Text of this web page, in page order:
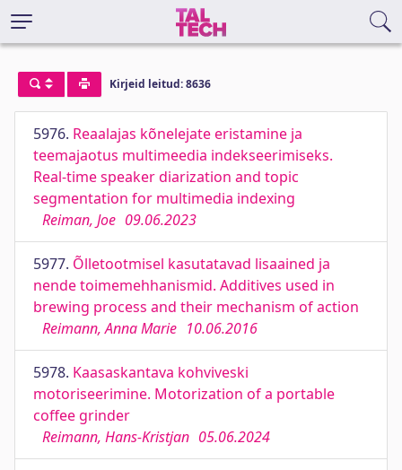
Kirjeid leitud: 8636
5976. Reaalajas kõnelejate eristamine ja
teemajaotus multimeedia indekseerimiseks.
Real-time speaker diarization and topic
segmentation for multimedia indexing
Reiman, Joe 09.06.2023
5977. Õlletootmisel kasutatavad lisaained ja
nende toimemehhanismid. Additives used in
brewing process and their mechanism of action
Reimann, Anna Marie 10.06.2016
5978. Kaasaskantava kohviveski
motoriseerimine. Motorization of a portable
coffee grinder
Reimann, Hans-Kristjan 05.06.2024